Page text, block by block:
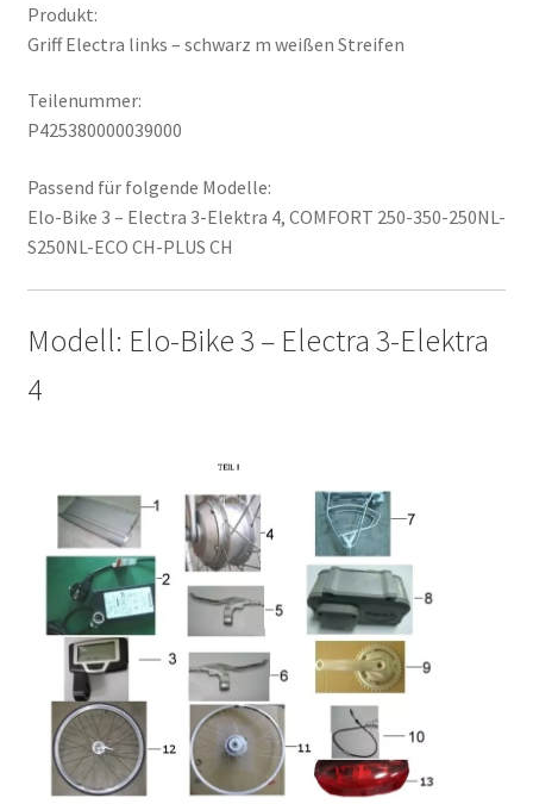
Produkt:
Griff Electra links – schwarz m weißen Streifen
Teilenummer:
P425380000039000
Passend für folgende Modelle:
Elo-Bike 3 – Electra 3-Elektra 4, COMFORT 250-350-250NL-
S250NL-ECO CH-PLUS CH
Modell: Elo-Bike 3 – Electra 3-Elektra
4